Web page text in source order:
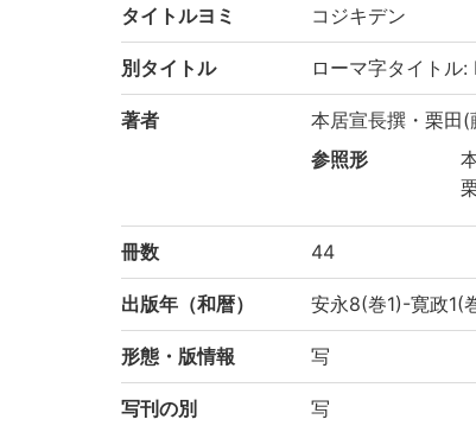
タイトルヨミ コジキデン
別タイトル ローマ字タイトル
著者
本居宣長撰・栗田(
参照形
冊数 44
出版年（和暦） 安永8(巻1)-寛政1(
形態・版情報 写
写刊の別 写